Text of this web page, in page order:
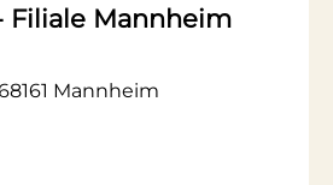
Filiale Mannheim
Mannheim